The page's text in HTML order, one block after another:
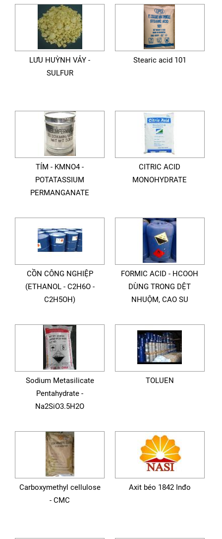
LƯU HUỲNH VẢY -
SULFUR
Stearic acid 101
TÍM - KMNO4 -
POTATASSIUM
PERMANGANATE
CITRIC ACID
MONOHYDRATE
CỒN CÔNG NGHIỆP
(ETHANOL - C2H6O -
C2H5OH)
FORMIC ACID - HCOOH
DÙNG TRONG DỆT
NHUỘM, CAO SU
Sodium Metasilicate
Pentahydrate -
Na2SiO3.5H2O
TOLUEN
Carboxymethyl cellulose
- CMC
Axit béo 1842 Inđo